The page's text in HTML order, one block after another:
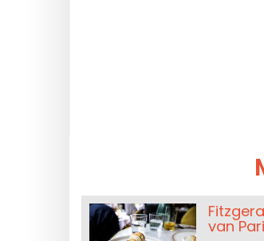
van